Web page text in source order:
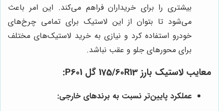
بیشتری را برای خریداران فراهم می‌کند. این امر باعث
می‌شود تا بتوان از این لاستیک برای تمامی چرخ‌های
خودرو استفاده کرد و نیازی به خرید لاستیک‌های مختلف
برای محورهای جلو و عقب نباشد.
معایب لاستیک بارز 175/60R13 گل P601:
عملکرد پایین‌تر نسبت به برندهای خارجی: